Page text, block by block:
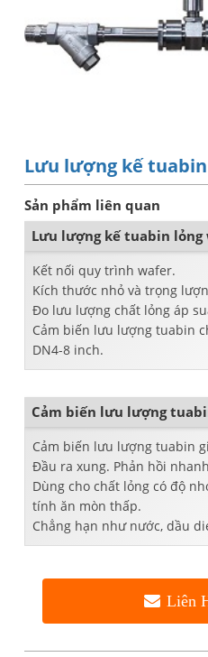
Lưu lượng kế
Sản phẩm liên quan
Lưu lượng kế tuabin lỏng
Kết nối quy trình wafer.
Kích thước nhỏ và trọng
Đo lưu lượng chất lỏng áp
Cảm biến lưu lượng tuabin
DN4-8 inch.
Cảm biến lưu lượng
Cảm biến lưu lượng tuabin
Đầu ra xung. Phản hồi
Dùng cho chất lỏng có độ
tính ăn mòn thấp.
Chẳng hạn như nước, dầu
Liên